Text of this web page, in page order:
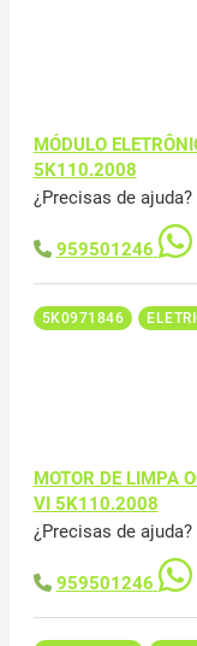
MÓDULO
5K110.2008
¿Precisas de
959501246
5K0971846
MOTOR DE LIMPA
VI 5K110.2008
¿Precisas de
959501246